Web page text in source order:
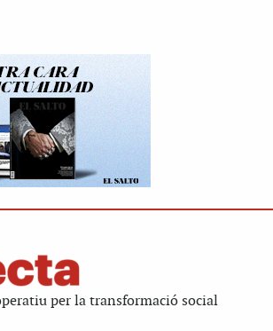
per la transformació social